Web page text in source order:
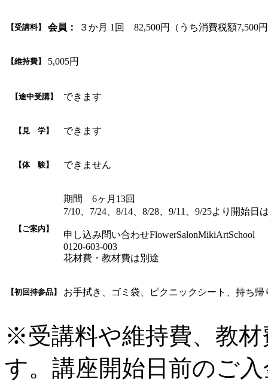
【受講料】 会員： ３か月 1回 82,500円（うち消費税額7,500
【維持費】 5,005円
【途中受講】 できます
【見 学】 できます
【体 験】 できません
【ご案内】
期間 6ヶ月13回
7/10、7/24、8/14、8/28、9/11、9/25より開始日
申し込み問い合わせFlowerSalonMikiArtSchool
0120-603-003
花材費・教材費は別途
【初回持参品】 お手拭き、ゴミ袋、ピクニックシート、持ち
※受講料や維持費、教
す。講座開始日前のご